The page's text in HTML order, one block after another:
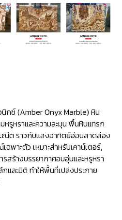
กซ์ (Amber Onyx Marble) หิน
รูหราและความละมุน พื้นหินแทรก
ณีต ราวกับแสงอาทิตย์อ่อนสาดส่อง
าะตัว เหมาะสำหรับเคาน์เตอร์,
ร้างบรรยากาศอบอุ่นและหรูหรา
และมิติ ทำให้พื้นที่เปล่งประกาย